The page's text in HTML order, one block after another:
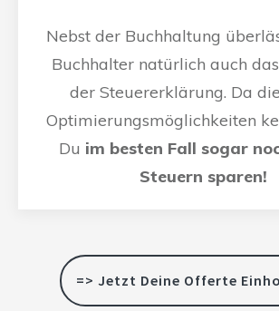
Nebst der Buchhaltung
Buchhalter natürlich auch
der Steuererklärung. Da
Optimierungsmöglichkeiten
Du im besten Fall sogar
Steuern sparen!
=> Jetzt Deine Offerte